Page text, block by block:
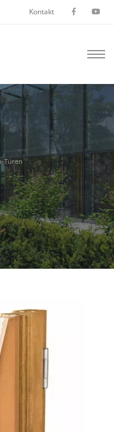
Kontakt
Türen